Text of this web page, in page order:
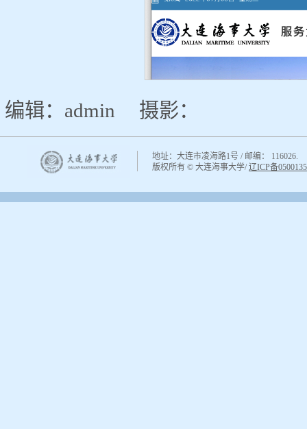
编辑：admin 摄影：
地址：大连市凌海路1号 / 邮编： 116026.
版权所有 © 大连海事大学/ 辽ICP备